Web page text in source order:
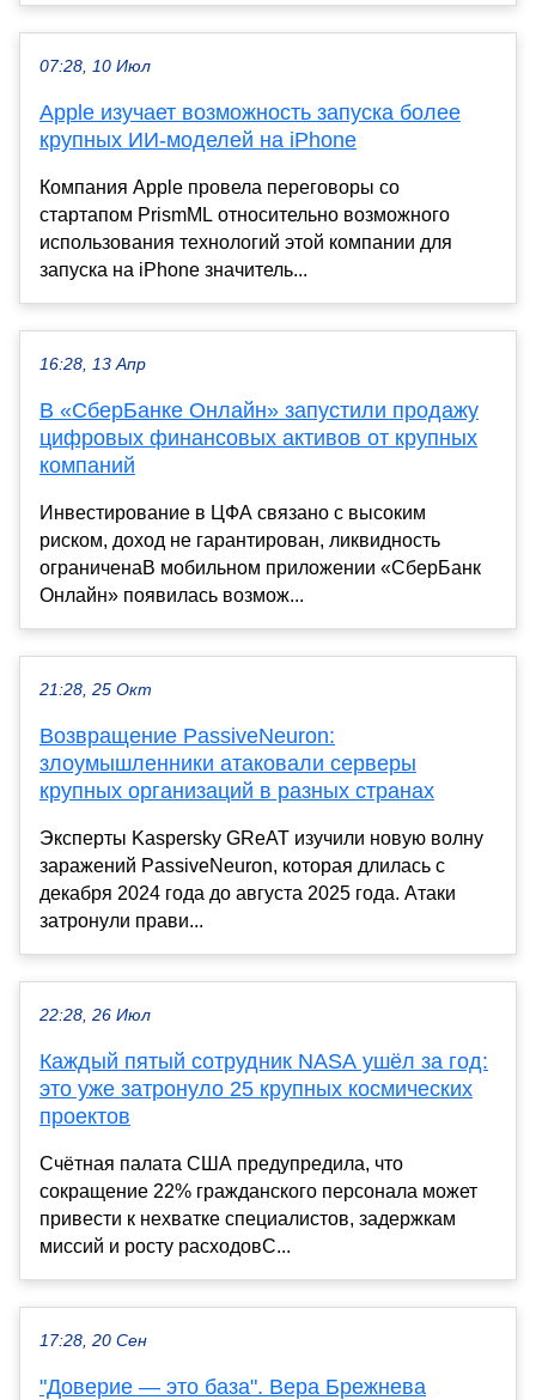
07:28, 10 Июл
Apple изучает возможность запуска более
крупных ИИ-моделей на iPhone
Компания Apple провела переговоры со
стартапом PrismML относительно возможного
использования технологий этой компании для
запуска на iPhone значитель...
16:28, 13 Апр
В «СберБанке Онлайн» запустили продажу
цифровых финансовых активов от крупных
компаний
Инвестирование в ЦФА связано с высоким
риском, доход не гарантирован, ликвидность
ограниченаВ мобильном приложении «СберБанк
Онлайн» появилась возмож...
21:28, 25 Окт
Возвращение PassiveNeuron:
злоумышленники атаковали серверы
крупных организаций в разных странах
Эксперты Kaspersky GReAT изучили новую волну
заражений PassiveNeuron, которая длилась с
декабря 2024 года до августа 2025 года. Атаки
затронули прави...
22:28, 26 Июл
Каждый пятый сотрудник NASA ушёл за год:
это уже затронуло 25 крупных космических
проектов
Счётная палата США предупредила, что
сокращение 22% гражданского персонала может
привести к нехватке специалистов, задержкам
миссий и росту расходовС...
17:28, 20 Сен
"Доверие — это база". Вера Брежнева